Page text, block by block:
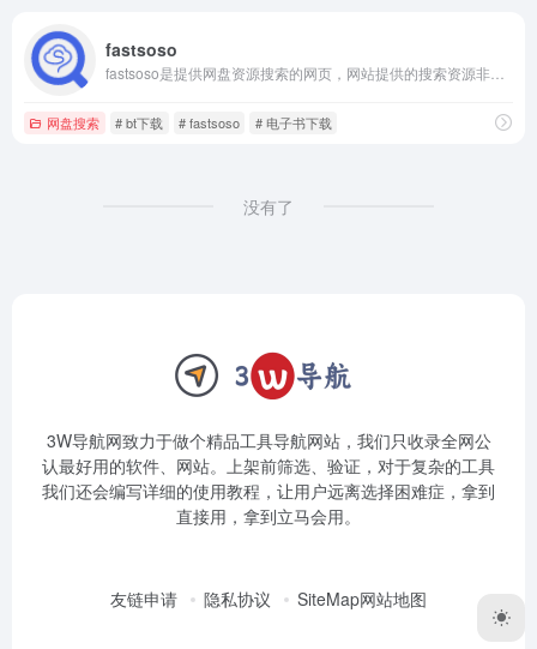
fastsoso
网盘搜索 # bt下载 # fastsoso # 电子书下载
没有了
3W导航网致力于做个精品工具导航网站，我们只收录全网公
认最好用的软件、网站。上架前筛选、验证，对于复杂的工具
我们还会编写详细的使用教程，让用户远离选择困难症，拿到
直接用，拿到立马会用。
友链申请 隐私协议 SiteMap网站地图